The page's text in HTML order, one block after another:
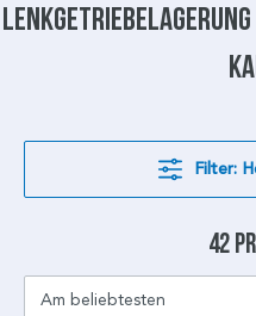
Lenkgetriebelagerung
Filter:
42